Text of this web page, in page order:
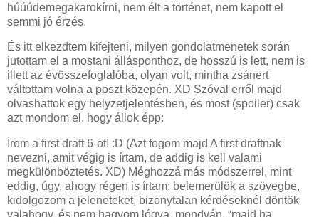
húúúdemegakarokírni, nem élt a történet, nem kapott el
semmi jó érzés.
És itt elkezdtem kifejteni, milyen gondolatmenetek során
jutottam el a mostani állásponthoz, de hosszú is lett, nem is
illett az évösszefoglalóba, olyan volt, mintha zsánert
váltottam volna a poszt közepén. XD Szóval erről majd
olvashattok egy helyzetjelentésben, és most (spoiler) csak
azt mondom el, hogy állok épp:
Írom a first draft 6-ot! :D (Azt fogom majd A first draftnak
nevezni, amit végig is írtam, de addig is kell valami
megkülönböztetés. XD) Méghozzá más módszerrel, mint
eddig, úgy, ahogy régen is írtam: belemerülök a szövegbe,
kidolgozom a jeleneteket, bizonytalan kérdéseknél döntök